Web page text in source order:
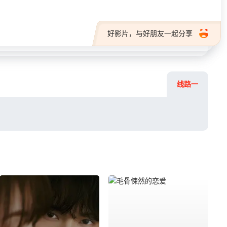
好影片，与好朋友一起分享
线路一